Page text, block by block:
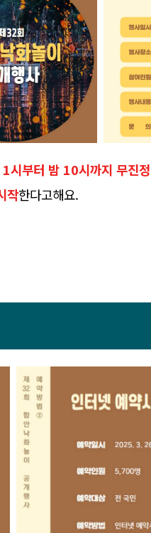
부터 밤 10시까지 무진
작한다고해요.